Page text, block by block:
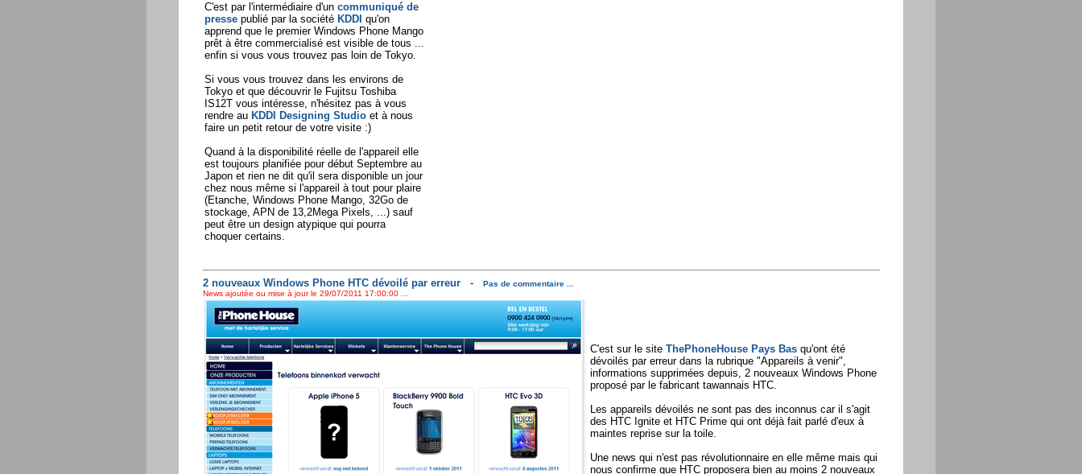
C'est par l'intermédiaire d'un communiqué de
pressepublié par la société KDDI qu'on
apprend que le premier Windows Phone Mango
prêt à être commercialisé est visible de tous ...
enfin si vous vous trouvez pas loin de Tokyo.
Si vous vous trouvez dans les environs de
Tokyo et que découvrir le Fujitsu Toshiba
IS12T vous intéresse, n'hésitez pas à vous
rendre au KDDI Designing Studioet à nous
faire un petit retour de votre visite :)
Quand à la disponibilité réelle de l'appareil elle
est toujours planifiée pour début Septembre au
Japon et rien ne dit qu'il sera disponible un jour
chez nous même si l'appareil à tout pour plaire
(Etanche, Windows Phone Mango, 32Go de
stockage, APN de 13,2Mega Pixels, ...) sauf
peut être un design atypique qui pourra
choquer certains.
2 nouveaux Windows Phone HTC dévoilé par erreur-
Pas de commentaire ...
News ajoutée ou mise à jour le 29/07/2011 17:00:00 ...
C'est sur le site ThePhoneHouse Pays Basqu'ont été
dévoilés par erreur dans la rubrique "Appareils à venir",
informations supprimées depuis, 2 nouveaux Windows Phone
proposé par le fabricant tawannais HTC.
Les appareils dévoilés ne sont pas des inconnus car il s'agit
des HTC Ignite et HTC Prime qui ont déjà fait parlé d'eux à
maintes reprise sur la toile.
Une news qui n'est pas révolutionnaire en elle même mais qui
nous confirme que HTC proposera bien au moins 2 nouveaux